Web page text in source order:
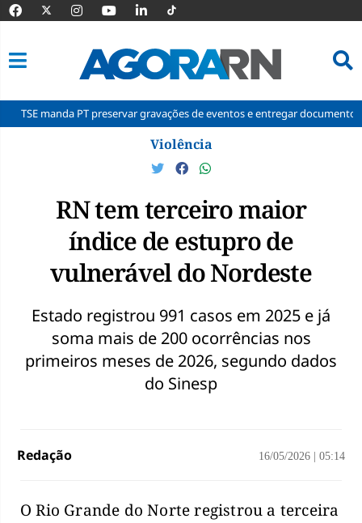
PT preservar gravações de eventos e entregar documentos à Corte
Violência
RN tem terceiro maior
índice de estupro de
vulnerável do Nordeste
Estado registrou 991 casos em 2025 e já
soma mais de 200 ocorrências nos
primeiros meses de 2026, segundo dados
do Sinesp
Redação 16/05/2026 05:14
O Rio Grande do Norte registrou a terceira